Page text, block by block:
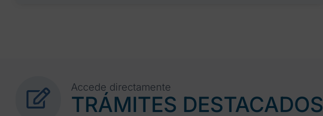
Accede directamente
TRÁMITES DESTACADOS